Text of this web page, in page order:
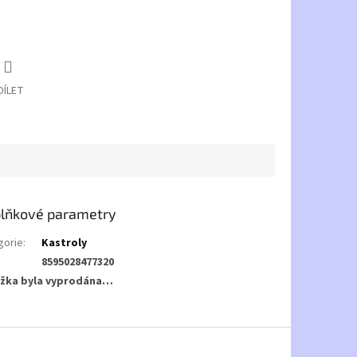
parametry
:
Kastroly
8595028477320
byla vyprodána…